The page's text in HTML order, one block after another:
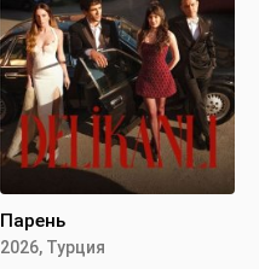
Парень
2026, Турция